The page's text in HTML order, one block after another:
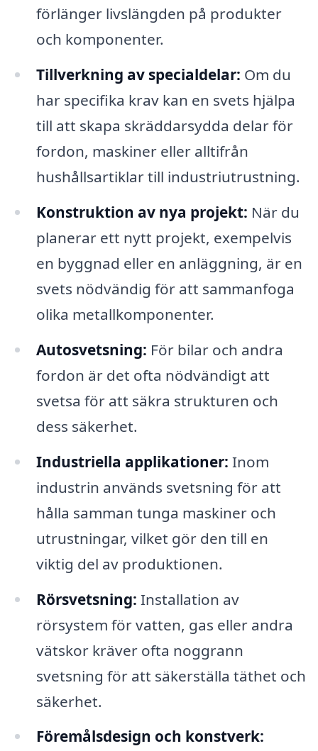
förlänger livslängden på produkter
och komponenter.
Tillverkning av specialdelar: Om du
har specifika krav kan en svets hjälpa
till att skapa skräddarsydda delar för
fordon, maskiner eller alltifrån
hushållsartiklar till industriutrustning.
Konstruktion av nya projekt: När du
planerar ett nytt projekt, exempelvis
en byggnad eller en anläggning, är en
svets nödvändig för att sammanfoga
olika metallkomponenter.
Autosvetsning: För bilar och andra
fordon är det ofta nödvändigt att
svetsa för att säkra strukturen och
dess säkerhet.
Industriella applikationer: Inom
industrin används svetsning för att
hålla samman tunga maskiner och
utrustningar, vilket gör den till en
viktig del av produktionen.
Rörsvetsning: Installation av
rörsystem för vatten, gas eller andra
vätskor kräver ofta noggrann
svetsning för att säkerställa täthet och
säkerhet.
Föremålsdesign och konstverk: